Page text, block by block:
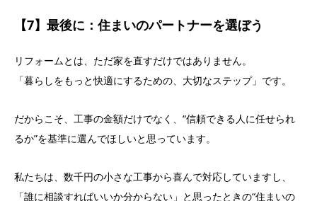
【7】最後に：住まいのパートナーを選ぼう
リフォームとは、ただ家を直すだけではありません。
「暮らしをもっと快適にするための、大切なステップ」です。
だからこそ、工事の金額だけでなく、“信頼できる人に任せられ
るか”を基準に選んでほしいと思っています。
私たちは、数千円の小さな工事から喜んで対応していますし、
「誰に相談すればいいか分からない」と思ったときの“住まいの